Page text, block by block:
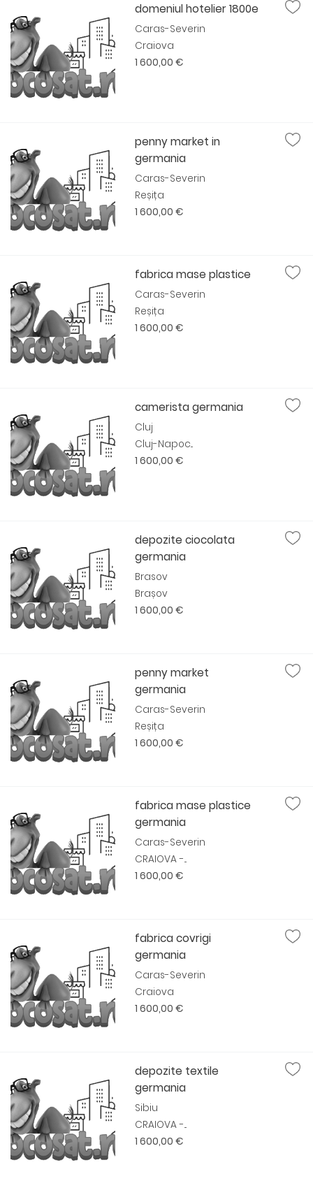
domeniul hotelier 1800e
Caras-Severin
Craiova
1 600,00 €
penny market in
germania
Caras-Severin
Reșița
1 600,00 €
fabrica mase plastice
Caras-Severin
Reșița
1 600,00 €
camerista germania
Cluj
Cluj-Napoc...
1 600,00 €
depozite ciocolata
germania
Brasov
Brașov
1 600,00 €
penny market
germania
Caras-Severin
Reșița
1 600,00 €
fabrica mase plastice
germania
Caras-Severin
CRAIOVA -...
1 600,00 €
fabrica covrigi
germania
Caras-Severin
Craiova
1 600,00 €
depozite textile
germania
Sibiu
CRAIOVA -...
1 600,00 €